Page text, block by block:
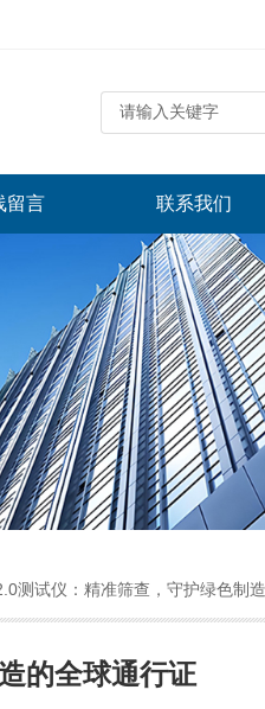
留言 联系我们
测试仪：精准筛查，守护绿色制
的全球通行证